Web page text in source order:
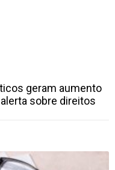
geram aumento
sobre direitos